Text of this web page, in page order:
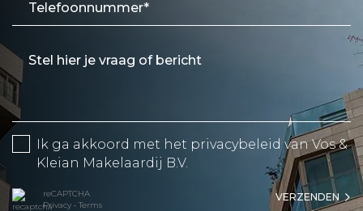
Ik ga akkoord met het privacybeleidvan Vos &
Kleian Makelaardij B.V.
reCAPTCHA
Privacy • Terms
VERZENDEN